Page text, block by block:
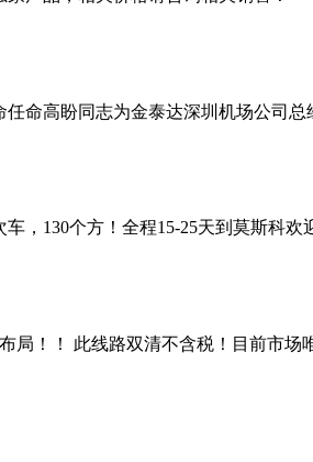
命高盼同志为金泰达深圳机场公司
，130个方！全程15-25天到莫斯科欢
！！ 此线路双清不含税！目前市场